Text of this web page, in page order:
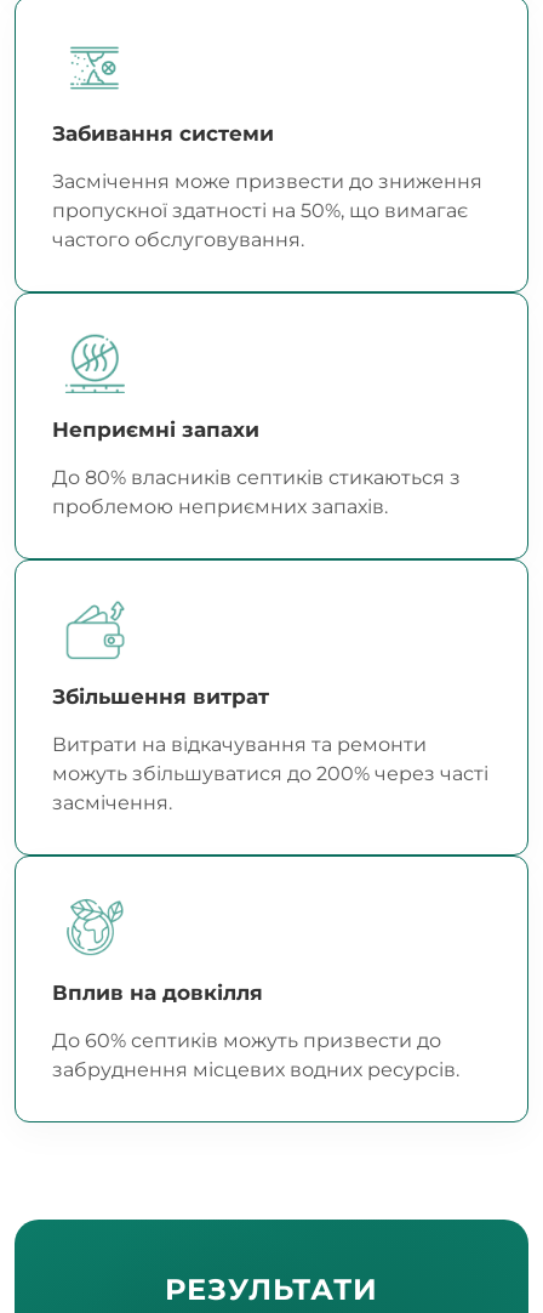
Забивання системи
Засмічення може призвести до зниження
пропускної здатності на 50%, що вимагає
частого обслуговування.
Неприємні запахи
До 80% власників септиків стикаються з
проблемою неприємних запахів.
Збільшення витрат
Витрати на відкачування та ремонти
можуть збільшуватися до 200% через часті
засмічення.
Вплив на довкілля
До 60% септиків можуть призвести до
забруднення місцевих водних ресурсів.
РЕЗУЛЬТАТИ